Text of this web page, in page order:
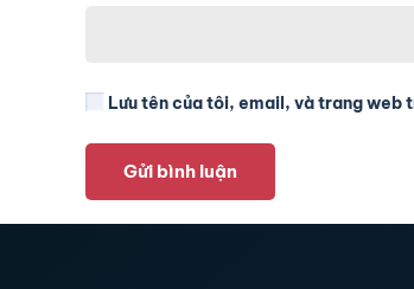
Lưu tên của tôi, email, và trang web
Gửi bình luận